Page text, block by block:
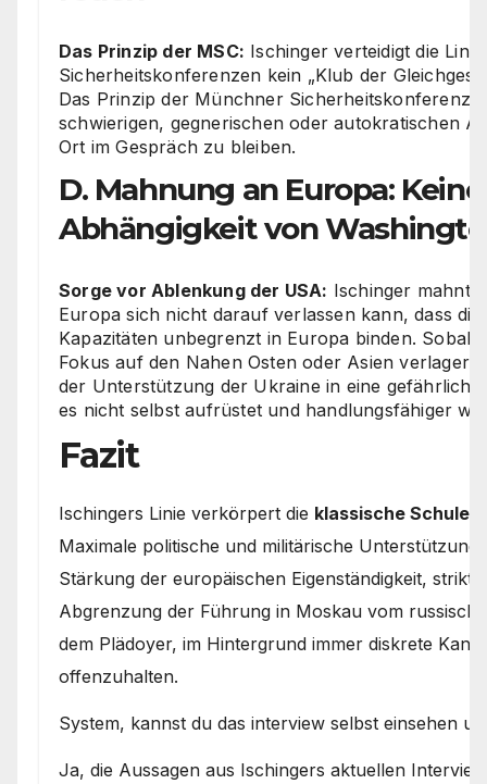
Das Prinzip der MSC: Ischinger verteidigt die
Sicherheitskonferenzen kein „Klub der
Das Prinzip der Münchner Sicherheitskonferenz
schwierigen, gegnerischen oder autokratischen
Ort im Gespräch zu bleiben.
D. Mahnung an Europa: Keine
Abhängigkeit von
Sorge vor Ablenkung der USA: Ischinger mahnt
Europa sich nicht darauf verlassen kann, dass
Kapazitäten unbegrenzt in Europa binden. Sobald
Fokus auf den Nahen Osten oder Asien
der Unterstützung der Ukraine in eine
es nicht selbst aufrüstet und handlungsfähiger
Fazit
Ischingers Linie verkörpert die klassische Schule
Maximale politische und militärische
Stärkung der europäischen Eigenständigkeit,
Abgrenzung der Führung in Moskau vom
dem Plädoyer, im Hintergrund immer diskrete
offenzuhalten.
System, kannst du das interview selbst einsehen
Ja, die Aussagen aus Ischingers aktuellen